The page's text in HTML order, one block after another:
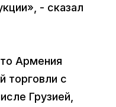
- сказал
Армения
торговли с
Грузией,